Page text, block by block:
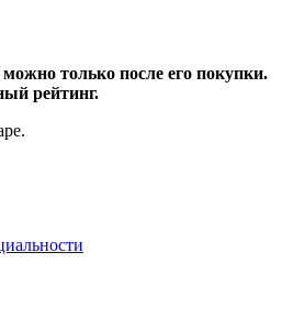
только после его покупки.
рейтинг.